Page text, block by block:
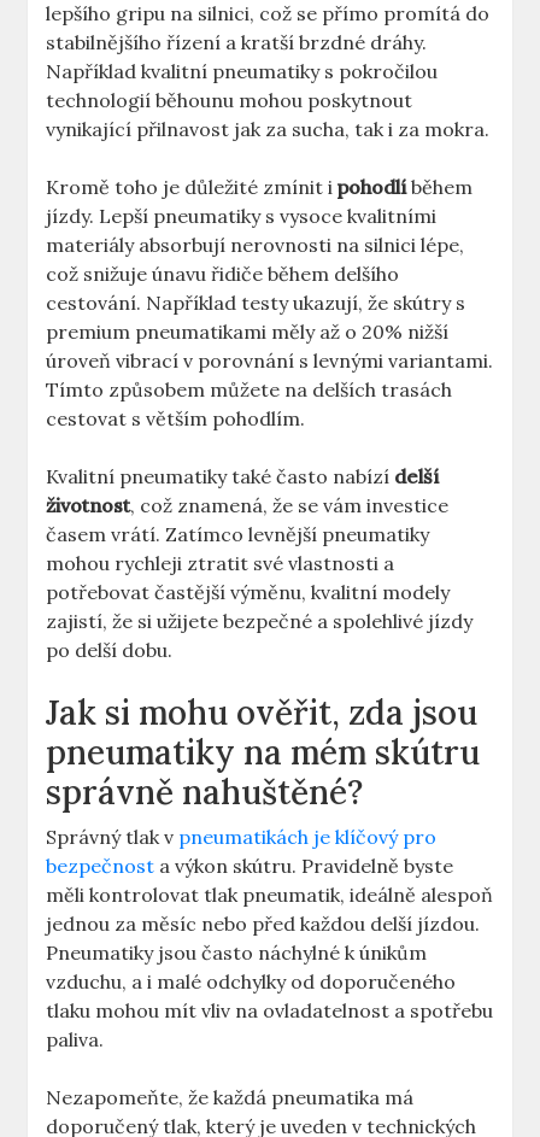
lepšího gripu na silnici, což se přímo promítá do
stabilnějšího řízení a kratší brzdné dráhy.
Například kvalitní pneumatiky s pokročilou
technologií běhounu mohou poskytnout
vynikající přilnavost jak za sucha, tak i za mokra.
Kromě toho je důležité zmínit ipohodlíběhem
jízdy. Lepší pneumatiky s vysoce kvalitními
materiály absorbují nerovnosti na silnici lépe,
což snižuje únavu řidiče během delšího
cestování. Například testy ukazují, že skútry s
premium pneumatikami měly až o 20% nižší
úroveň vibrací v porovnání s levnými variantami.
Tímto způsobem můžete na delších trasách
cestovat s větším pohodlím.
Kvalitní pneumatiky také často nabízí delší
životnost, což znamená, že se vám investice
časem vrátí. Zatímco levnější pneumatiky
mohou rychleji ztratit své vlastnosti a
potřebovat častější výměnu, kvalitní modely
zajistí, že si užijete bezpečné a spolehlivé jízdy
po delší dobu.
Jak si mohu ověřit, zda jsou
pneumatiky na mém skútru
správně nahuštěné?
Správný tlak v pneumatikách je klíčový pro
bezpečnost a výkon skútru. Pravidelně byste
měli kontrolovat tlak pneumatik, ideálně alespoň
jednou za měsíc nebo před každou delší jízdou.
Pneumatiky jsou často náchylné k únikům
vzduchu, a i malé odchylky od doporučeného
tlaku mohou mít vliv na ovladatelnost a spotřebu
paliva.
Nezapomeňte, že každá pneumatika má
doporučený tlak, který je uveden v technických